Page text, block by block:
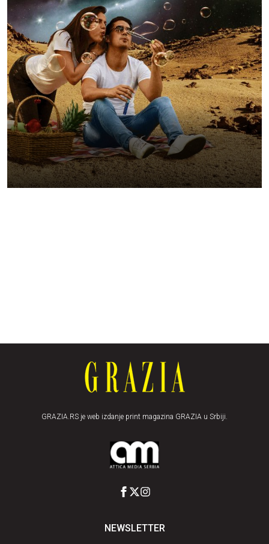
GRAZIA.RS je web izdanje print magazina GRAZIA u Srbiji.
NEWSLETTER